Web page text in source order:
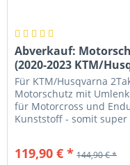
Abverkauf:
(2020-2023 KTM/
Für KTM/Husqvarna
Motorschutz mit
für Motorcross und
Kunststoff - somit
119,90 € * 144,90 € *